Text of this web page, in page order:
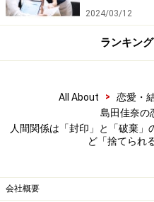
するなど、心ない人の行
く筆者と同じように感じ
「封印する縁」は
い
遇します。イヤな相手と
ょう。
2024/03/12
ランキン
All About > 恋愛・
島田佳奈の
人間関係は「封印」と「破棄」
ど「捨てられ
会社概要